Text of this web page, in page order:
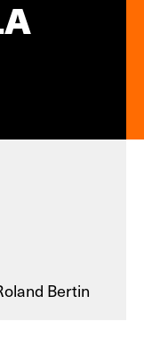
Bertin